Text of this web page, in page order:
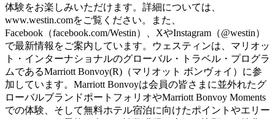
体験をお楽しみいただけます。詳細については、
www.westin.comをご覧ください。また、
Facebook（facebook.com/Westin）、XやInstagram（@westin）
で最新情報をご案内しています。ウェスティンは、マリオッ
ト・インターナショナルのグローバル・トラベル・プログラ
ムであるMarriott Bonvoy(R)（マリオット ボンヴォイ）に参
加しています。Marriott Bonvoyは会員の皆さまに並外れたグ
ローバルブランドポートフォリオやMarriott Bonvoy Moments
での体験、そして無料ホテル宿泊に向けたポイントやエリー